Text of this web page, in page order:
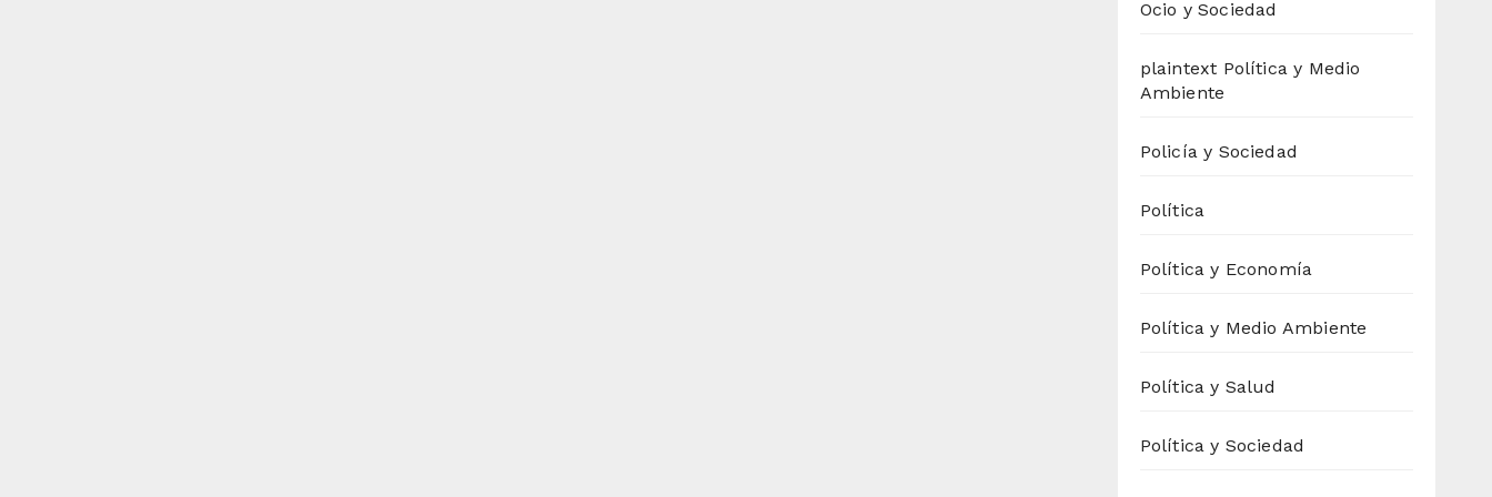
Ocio y Sociedad
plaintext Política y Medio
Ambiente
Policía y Sociedad
Política
Política y Economía
Política y Medio Ambiente
Política y Salud
Política y Sociedad